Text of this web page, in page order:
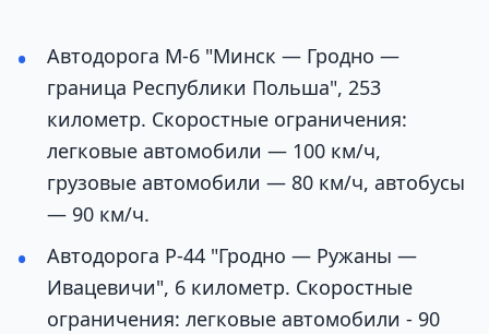
Автодорога М-6 "Минск — Гродно —
граница Республики Польша", 253
километр. Скоростные ограничения:
легковые автомобили — 100 км/ч,
грузовые автомобили — 80 км/ч, автобусы
— 90 км/ч.
Автодорога Р-44 "Гродно — Ружаны —
Ивацевичи", 6 километр. Скоростные
ограничения: легковые автомобили - 90